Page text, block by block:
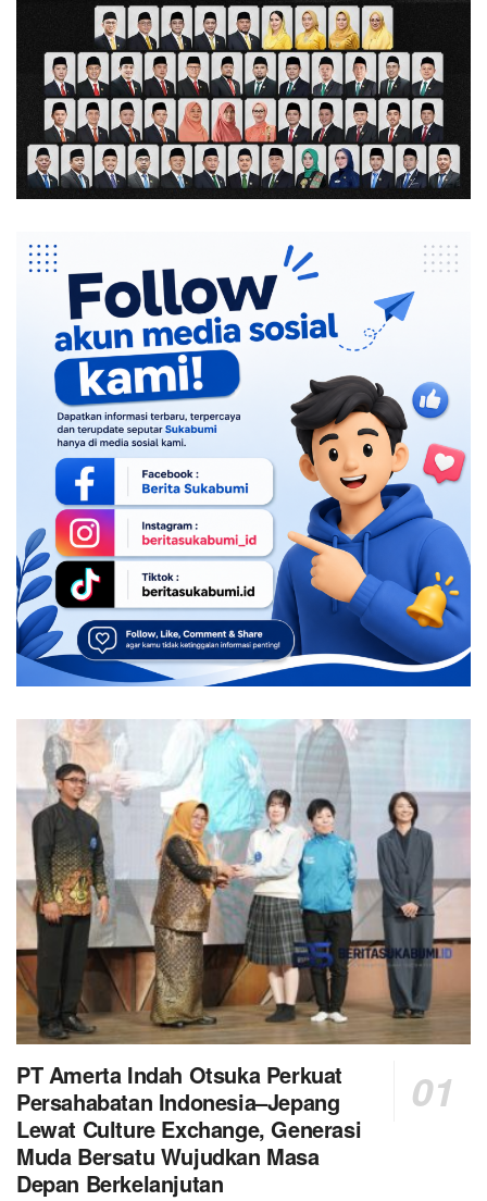
PT Amerta Indah Otsuka Perkuat
Persahabatan Indonesia–Jepang
Lewat Culture Exchange, Generasi
Muda Bersatu Wujudkan Masa
Depan Berkelanjutan